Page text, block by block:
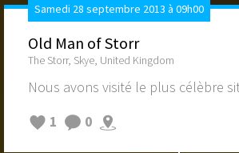
Samedi 28 septembre 2013 à 09h00
Old Man of Storr
The Storr, Skye, United Kingdom
Nous avons visité le plus célèbre
1
0